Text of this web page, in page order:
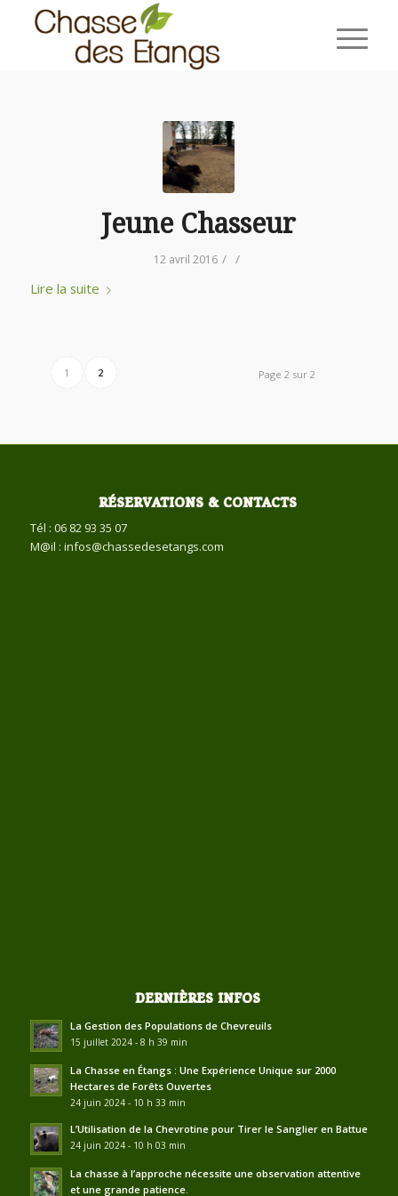
Jeune Chasseur
12 avril 2016 / /
Lire la suite
Page 2 sur 2
1 2
RÉSERVATIONS & CONTACTS
Tél : 06 82 93 35 07
M@il : infos@chassedesetangs.com
DERNIÈRES INFOS
La Gestion des Populations de Chevreuils
15 juillet 2024 - 8 h 39 min
La Chasse en Étangs : Une Expérience Unique sur 2000
Hectares de Forêts Ouvertes
24 juin 2024 - 10 h 33 min
L’Utilisation de la Chevrotine pour Tirer le Sanglier en Battue
24 juin 2024 - 10 h 03 min
La chasse à l’approche nécessite une observation attentive
et une grande patience.